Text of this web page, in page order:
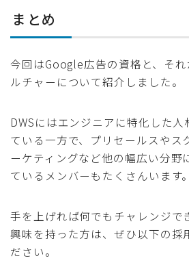
まとめ
今回はGoogle広告の資格と、それ
ルチャーについて紹介しました。
DWSにはエンジニアに特化した
ている一方で、プリセールスやス
ーケティングなど他の幅広い分野
ているメンバーもたくさんいます。
手を上げれば何でもチャレンジで
興味を持った方は、ぜひ以下の採
ださい。